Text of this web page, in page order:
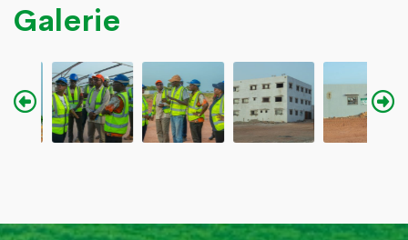
Galerie